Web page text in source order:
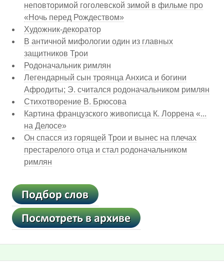
неповторимой гоголевской зимой в фильме про
«Ночь перед Рождеством»
Художник-декоратор
В античной мифологии один из главных
защитников Трои
Родоначальник римлян
Легендарный сын троянца Анхиса и богини
Афродиты; Э. считался родоначальником римлян
Стихотворение В. Брюсова
Картина французского живописца К. Лоррена «...
на Делосе»
Он спасся из горящей Трои и вынес на плечах
престарелого отца и стал родоначальником
римлян